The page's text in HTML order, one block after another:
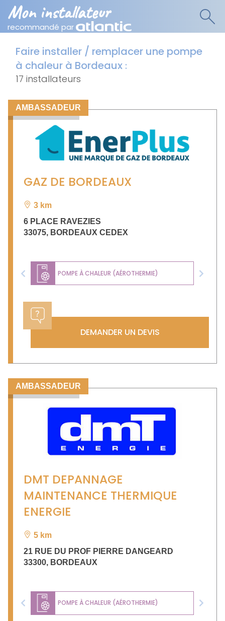
Mon installateur
recommandé par
Faire installer / remplacer une pompe
à chaleur à Bordeaux :
17 installateurs
AMBASSADEUR
GAZ DE BORDEAUX
3 km
6 PLACE RAVEZIES
33075, BORDEAUX CEDEX
POMPE À CHALEUR (AÉROTHERMIE)
Previous Next
DEMANDER UN DEVIS
AMBASSADEUR
DMT DEPANNAGE
MAINTENANCE THERMIQUE
ENERGIE
5 km
21 RUE DU PROF PIERRE DANGEARD
33300, BORDEAUX
POMPE À CHALEUR (AÉROTHERMIE)
Previous Next